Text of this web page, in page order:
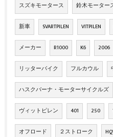
スズキモータース 鈴木モーター
新車 SVARTPILEN VITPILEN
メーカー R1000 K6 2006
リッターバイク フルカウル
ハスクバーナ・モーターサイクルズ
ヴィットピレン 401 250
オフロード ２ストローク